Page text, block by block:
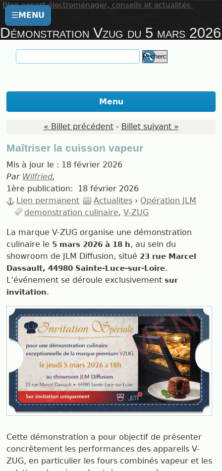
Blog expert électroménager, conseils et actualités
Démonstration Vzug du 5 mars 2026
☰MENU
Menu
« Billet précédent - Billet suivant »
Maîtriser la cuisson vapeur
Mis à jour le : 18 février 2026
Par Wilfried,
1ère publication: 18 février 2026
Lien permanent
Actualites › Opération JLM
demonstration culinaire
V-ZUG
La marqueV-ZUG organise une démonstration
culinaire le 5 mars 2026 à 18 h, au sein du
showroom de
JLM Diffusion, situé 23 rue Marcel
Dassault, 44980 Sainte-Luce-sur-Loire.
L’événement se déroule exclusivementsur
invitation.
Cette démonstration a pour objectif de présenter
concrètement les performances des appareils V-
ZUG, en particulier les fours combinés vapeur et les